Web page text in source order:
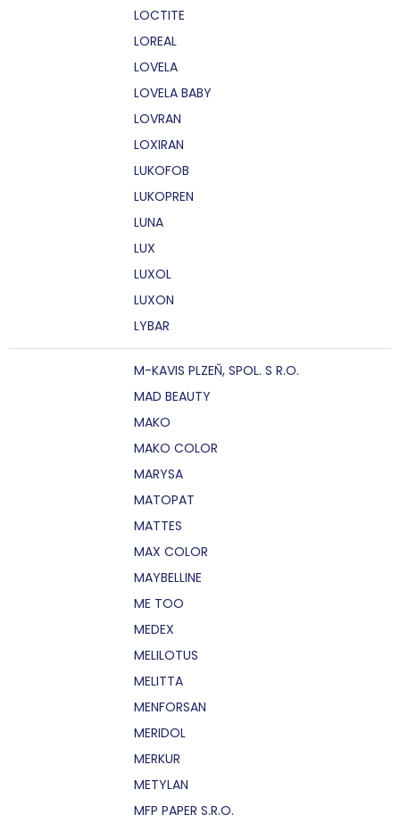
LOCTITE
LOREAL
LOVELA
LOVELA BABY
LOVRAN
LOXIRAN
LUKOFOB
LUKOPREN
LUNA
LUX
LUXOL
LUXON
LYBAR
M-KAVIS PLZEŇ, SPOL. S R.O.
MAD BEAUTY
MAKO
MAKO COLOR
MARYSA
MATOPAT
MATTES
MAX COLOR
MAYBELLINE
ME TOO
MEDEX
MELILOTUS
MELITTA
MENFORSAN
MERIDOL
MERKUR
METYLAN
MFP PAPER S.R.O.